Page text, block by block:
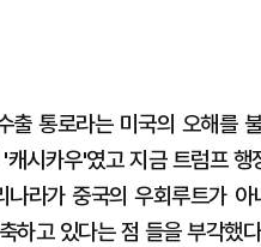
출 통로라는 미국의 오해를
시카우'였고 지금 트럼프
라가 중국의 우회루트가
하고 있다는 점 들을 부각했